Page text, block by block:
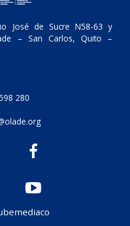
José de Sucre N58-63 y
– San Carlos, Quito –
280